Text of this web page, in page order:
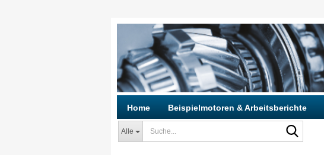
Alle
Home Beispielmotoren & Arbeitsberichte